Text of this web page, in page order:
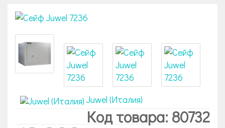
Juwel (Италия)
Код товара: 80732